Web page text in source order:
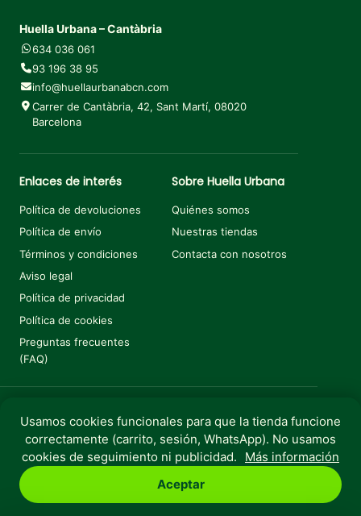
Huella Urbana – Cantàbria
634 036 061
93 196 38 95
info@huellaurbanabcn.com
Carrer de Cantàbria, 42, Sant Martí, 08020
Barcelona
Enlaces de interés
Política de devoluciones
Política de envío
Términos y condiciones
Aviso legal
Política de privacidad
Política de cookies
Preguntas frecuentes
(FAQ)
Sobre Huella Urbana
Quiénes somos
Nuestras tiendas
Contacta con nosotros
Copyright © 2025 Huella Urbana. Todos los derechos
reservados.
Perro PecesRebajas
Usamos cookies funcionales para que la tienda funcione
correctamente (carrito, sesión, WhatsApp). No usamos
cookies de seguimiento ni publicidad.
Más información
Aceptar
€21,95 Añadir al carrito